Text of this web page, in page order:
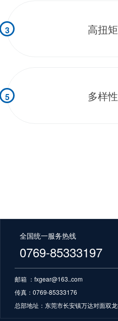
3 高扭矩
5 多样性
全国统一服务热线
0769-85333197
邮箱 ：fxgear@163..com
传真：0769-85333176
总部地址：东莞市长安镇万达对面双